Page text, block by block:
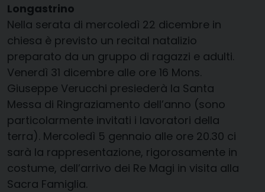
Longastrino
Nella serata di mercoledì 22 dicembre in
chiesa è previsto un recital natalizio
preparato da un gruppo di ragazzi e adulti.
Venerdì 31 dicembre alle ore 16 Mons.
Giuseppe Verucchi presiederà la Santa
Messa di Ringraziamento dell’anno (sono
particolarmente invitati i lavoratori della
terra). Mercoledì 5 gennaio alle ore 20.30 ci
sarà la rappresentazione, rigorosamente in
costume, dell’arrivo dei Re Magi in visita alla
Sacra Famiglia.